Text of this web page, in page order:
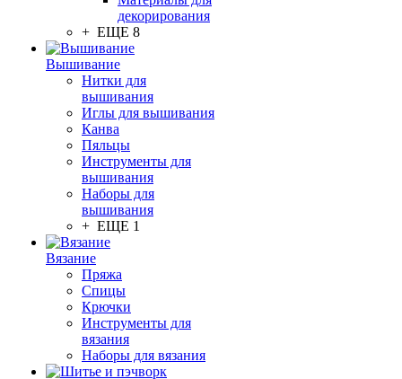
декорирования
+ ЕЩЕ 8
Вышивание
Нитки для
вышивания
Иглы для вышивания
Канва
Пяльцы
Инструменты для
вышивания
Наборы для
вышивания
+ ЕЩЕ 1
Вязание
Пряжа
Спицы
Крючки
Инструменты для
вязания
Наборы для вязания